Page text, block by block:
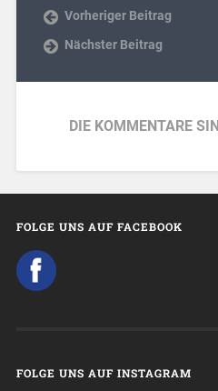
Vorheriger Beitrag
Nächster Beitrag
DIE KOMMENTARE
FOLGE UNS AUF FACEBOOK
FOLGE UNS AUF INSTAGRAM